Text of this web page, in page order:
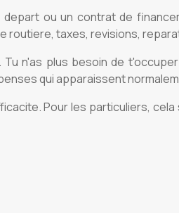
ou un contrat de
taxes, revisions,
n'as plus besoin de
qui apparaissent
Pour les particuliers,